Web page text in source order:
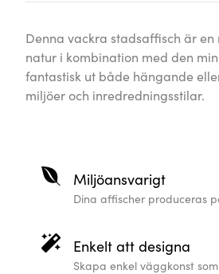
Denna vackra stadsaffisch är
natur i kombination med den
fantastisk ut både hängande
miljöer och inredredningsstilar.
Miljöansvarigt
Dina affischer produceras
Enkelt att designa
Skapa enkel väggkonst